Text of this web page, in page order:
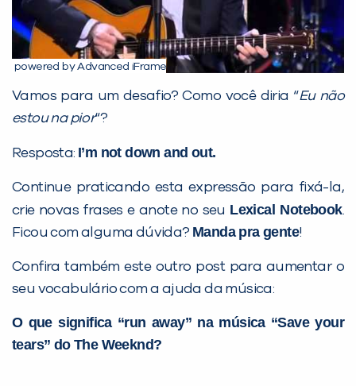
powered by Advanced iFrame
Vamos para um desafio? Como você diria “Eu não
estou na pior“?
Resposta: I’m not down and out.
Continue praticando esta expressão para fixá-la,
crie novas frases e anote no seu Lexical Notebook.
Ficou com alguma dúvida? Manda pra gente!
Confira também este outro post para aumentar o
seu vocabulário com a ajuda da música:
O que significa “run away” na música “Save your
tears” do The Weeknd?